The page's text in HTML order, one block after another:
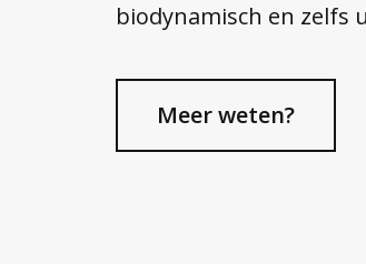
biodynamisch en zelfs
Meer weten?